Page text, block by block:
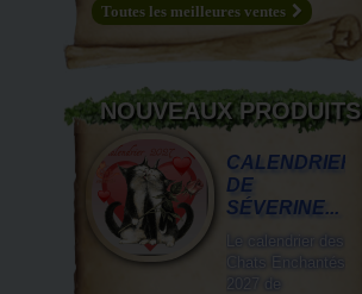
Toutes les meilleures ventes
NOUVEAUX PRODUITS
CALENDRIER
DE
SÉVERINE...
Le calendrier des
Chats Enchantés
2027 de